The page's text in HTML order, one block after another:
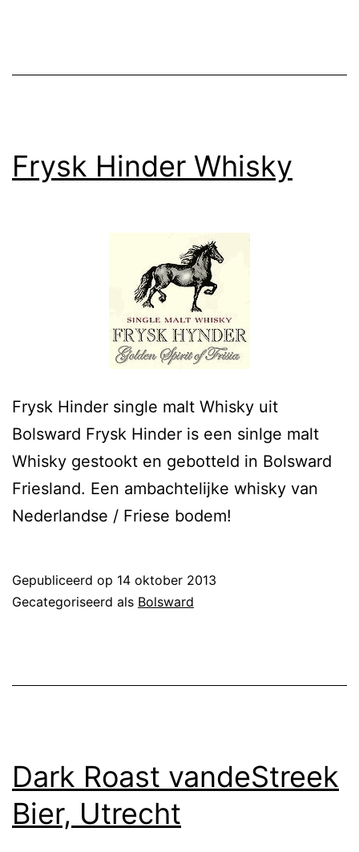
Frysk Hinder Whisky
Frysk Hinder single malt Whisky uit
Bolsward Frysk Hinder is een sinlge malt
Whisky gestookt en gebotteld in Bolsward
Friesland. Een ambachtelijke whisky van
Nederlandse / Friese bodem!
Gepubliceerd op 14 oktober 2013
Gecategoriseerd als Bolsward
Dark Roast vandeStreek
Bier, Utrecht